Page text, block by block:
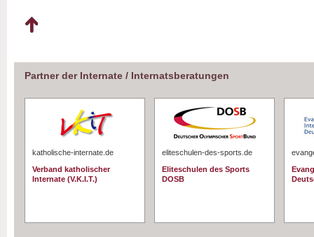
Partner der Internate / Internatsberatungen
katholische-internate.de
Verband katholischer
Internate (V.K.I.T.)
eliteschulen-des-sports.de
Eliteschulen des Sports
DOSB